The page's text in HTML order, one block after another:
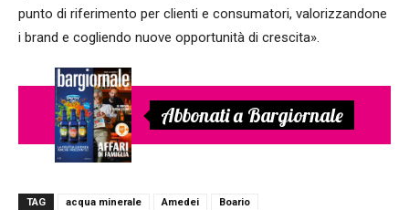
punto di riferimento per clienti e consumatori, valorizzandone
i brand e cogliendo nuove opportunità di crescita».
Abbonati a Bargiornale
TAG acqua minerale Amedei
Boario